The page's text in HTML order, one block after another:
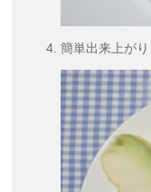
簡単出来上が